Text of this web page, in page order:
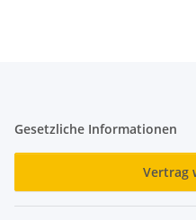
Gesetzliche Informationen
Vertrag